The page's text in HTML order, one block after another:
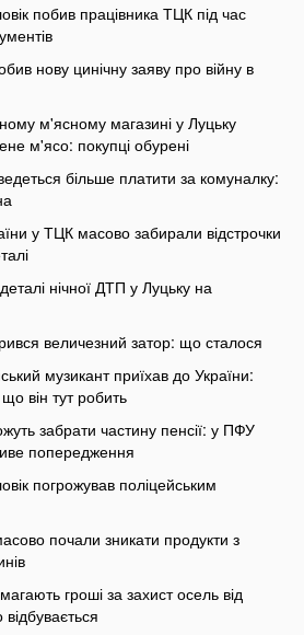
побив працівника ТЦК під час
нову цинічну заяву про війну в
м'ясному магазині у Луцьку
м'ясо: покупці обурені
більше платити за комуналку:
у ТЦК масово забирали відстрочки
нічної ДТП у Луцьку на
величезний затор: що сталося
музикант приїхав до України:
він тут робить
забрати частину пенсії: у ПФУ
попередження
погрожував поліцейським
почали зникати продукти з
гроші за захист осель від